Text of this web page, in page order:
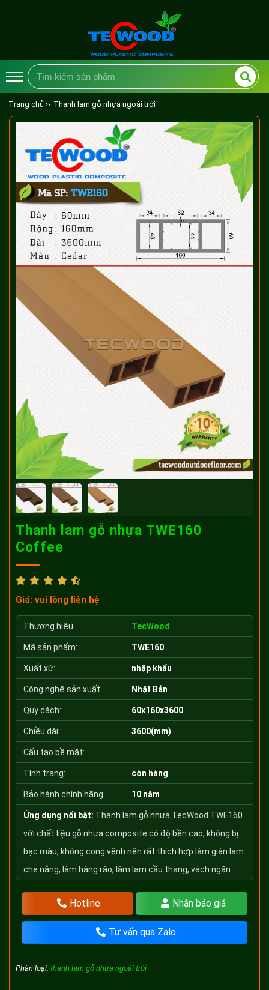
Trang chủ ›› Thanh lam gỗ nhựa ngoài trời
Thanh lam gỗ nhựa TWE160
Coffee
Giá: vui lòng liên hệ
Thương hiệu: TecWood
Mã sản phẩm: TWE160
Xuất xứ: nhập khẩu
Công nghệ sản xuất: Nhật Bản
Quy cách: 60x160x3600
Chiều dài: 3600(mm)
Cấu tạo bề mặt:
Tình trạng: còn hàng
Bảo hành chính hãng: 10 năm
Ứng dụng nổi bật: Thanh lam gỗ nhựa TecWood TWE160
với chất liệu gỗ nhựa composite có độ bền cao, không bị
bạc màu, không cong vênh nên rất thích hợp làm giàn lam
che nắng, làm hàng rào, làm lam cầu thang, vách ngăn
Hotline Nhận báo giá
Tư vấn qua Zalo
Phân loại: thanh lam gỗ nhựa ngoài trời